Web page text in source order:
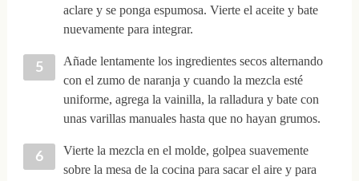
aclare y se ponga espumosa. Vierte el aceite y bate
nuevamente para integrar.
Añade lentamente los ingredientes secos alternando
con el zumo de naranja y cuando la mezcla esté
uniforme, agrega la vainilla, la ralladura y bate con
unas varillas manuales hasta que no hayan grumos.
Vierte la mezcla en el molde, golpea suavemente
sobre la mesa de la cocina para sacar el aire y para